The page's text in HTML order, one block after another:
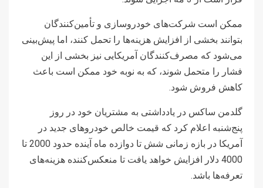
ممکن است شرکت‌های خودروسازی و تأمین‌کنندگان
بتوانند بخشی از افزایش هزینه‌ها را تحمل کنند، اما پیش‌بینی
می‌شود که مصرف‌کنندگان آمریکایی نیز بخشی از این
فشار را متحمل شوند، که به نوبه خود ممکن است باعث
کاهش فروش شود.
گلدمن ساکس در یادداشتی به مشتریان خود در روز
پنج‌شنبه اعلام کرد که قیمت خالص خودروهای جدید در
آمریکا در بازه زمانی شش تا دوازده ماه آینده حدود 2000 تا
4000 دلار افزایش خواهد یافت تا منعکس‌کننده هزینه‌های
تعرفه‌ها باشد.